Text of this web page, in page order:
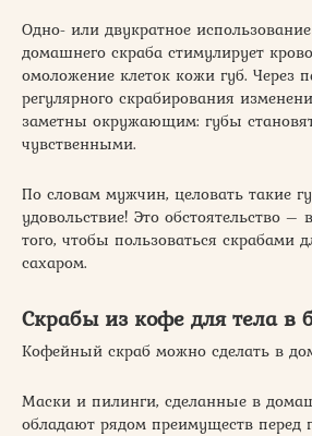
Одно- или двукратное
домашнего скраба стимулирует
омоложение клеток кожи губ. Через
регулярного скрабирования
заметны окружающим: губы
чувственными.
По словам мужчин, целовать такие
удовольствие! Это обстоятельство
того, чтобы пользоваться скрабами
сахаром.
Скрабы из кофе для тела в
Кофейный скраб можно сделать в
Маски и пилинги, сделанные в
обладают рядом преимуществ перед